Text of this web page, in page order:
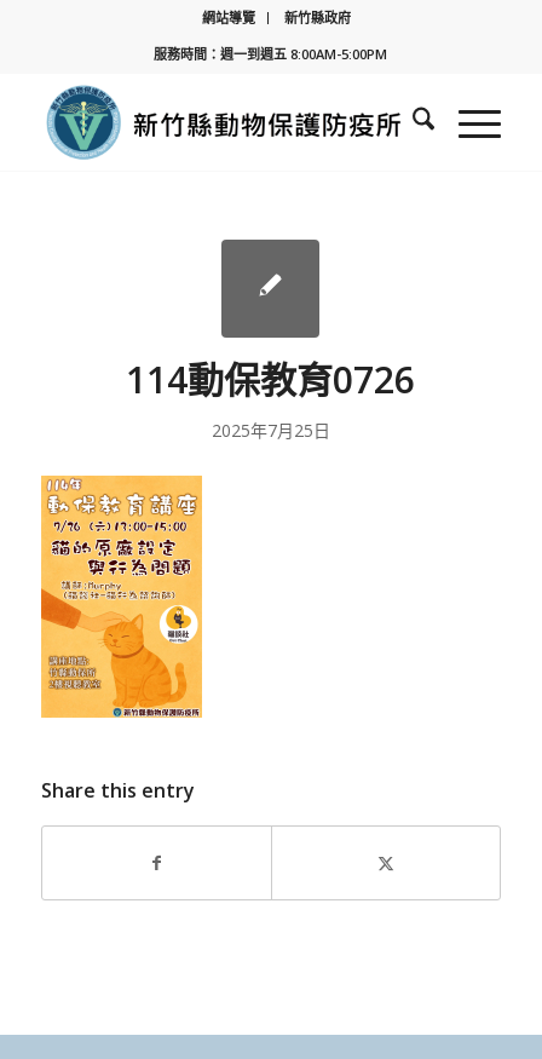
網站導覽
新竹縣政府
服務時間：週一到週五 8:00AM-5:00PM
114動保教育0726
2025年7月25日
Share this entry